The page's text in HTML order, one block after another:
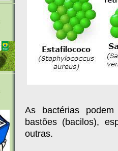
As bactérias
bastões (bacilos),
outras.